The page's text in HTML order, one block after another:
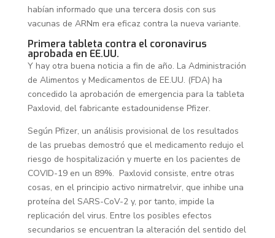
habían informado que una tercera dosis con sus
vacunas de ARNm era eficaz contra la nueva variante.
Primera tableta contra el coronavirus
aprobada en EE.UU.
Y hay otra buena noticia a fin de año. La Administración
de Alimentos y Medicamentos de EE.UU. (FDA) ha
concedido la aprobación de emergencia para la tableta
Paxlovid, del fabricante estadounidense Pfizer.
Según Pfizer, un análisis provisional de los resultados
de las pruebas demostró que el medicamento redujo el
riesgo de hospitalización y muerte en los pacientes de
COVID-19 en un 89%. Paxlovid consiste, entre otras
cosas, en el principio activo nirmatrelvir, que inhibe una
proteína del SARS-CoV-2 y, por tanto, impide la
replicación del virus. Entre los posibles efectos
secundarios se encuentran la alteración del sentido del